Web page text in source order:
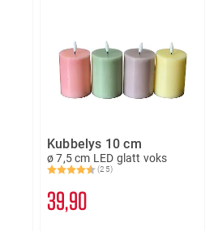
Kubbelys 10 cm
ø 7,5 cm LED glatt voks
Karakter:
(25)
4.5 av 5 mulige
39 90